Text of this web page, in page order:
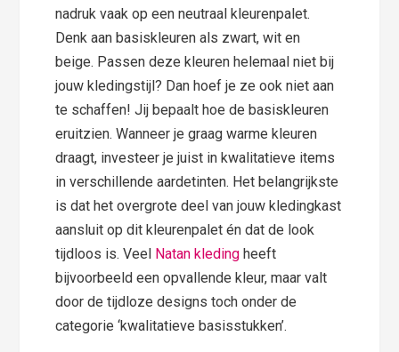
nadruk vaak op een neutraal kleurenpalet.
Denk aan basiskleuren als zwart, wit en
beige. Passen deze kleuren helemaal niet bij
jouw kledingstijl? Dan hoef je ze ook niet aan
te schaffen! Jij bepaalt hoe de basiskleuren
eruitzien. Wanneer je graag warme kleuren
draagt, investeer je juist in kwalitatieve items
in verschillende aardetinten. Het belangrijkste
is dat het overgrote deel van jouw kledingkast
aansluit op dit kleurenpalet én dat de look
tijdloos is. Veel
Natan kleding heeft
bijvoorbeeld een opvallende kleur, maar valt
door de tijdloze designs toch onder de
categorie ‘kwalitatieve basisstukken’.